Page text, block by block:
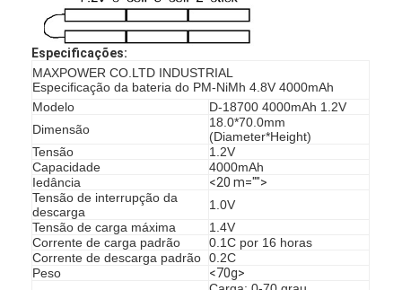
Casa
Produtos
Sobre nós
Excursão da fábrica
Controle da qualidade
Contacte-nos
Notícia
Especificações:
MAXPOWER CO.LTD INDUSTRIAL
Especificação da bateria do PM-NiMh 4.8V 4000mAh
Modelo
D-18700 4000mAh 1.2V
Dimensão
18.0*70.0mm
(Diameter*Height)
Tensão
1.2V
Capacidade
4000mAh
Iedância
<20 m="">
Tensão de interrupção da
descarga
1.0V
Tensão de carga máxima
1.4V
Corrente de carga padrão
0.1C por 16 horas
Corrente de descarga padrão 0.2C
Peso
<70g>